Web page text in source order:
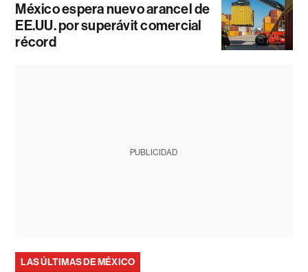
México espera nuevo arancel de
EE.UU. por superávit comercial
récord
PUBLICIDAD
LAS ÚLTIMAS DE MÉXICO